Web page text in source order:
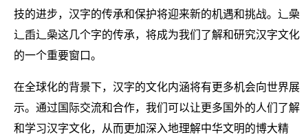
技的进步，汉字的传承和保护将迎来新的机遇和挑战。辶喿
辶臿辶喿这几个字的传承，将成为我们了解和研究汉字文化
的一个重要窗口。
在全球化的背景下，汉字的文化内涵将有更多机会向世界展
示。通过国际交流和合作，我们可以让更多国外的人们了解
和学习汉字文化，从而更加深入地理解中华文明的博大精